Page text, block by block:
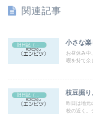
関連記事
旧日記（エンピツ） 小さな楽
お昼休み中
暇を持て余
旧日記（エンピツ） 枝豆掘り
昨日は地元
校の近く。